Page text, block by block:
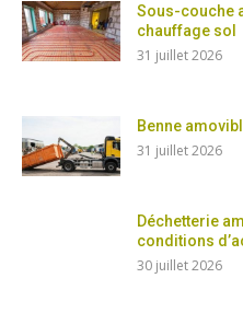
Sous-couche
chauffage sol
31 juillet 2026
Benne
31 juillet 2026
Déchetterie
conditions
30 juillet 2026